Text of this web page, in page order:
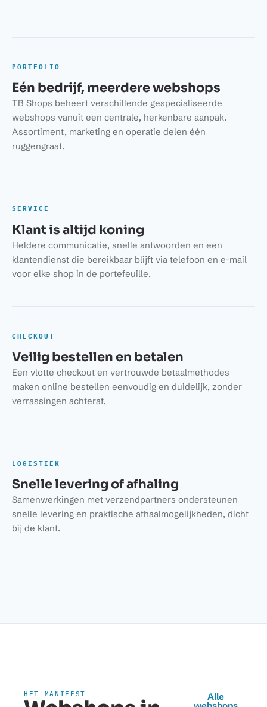
PORTFOLIO
Eén bedrijf, meerdere webshops
TB Shops beheert verschillende gespecialiseerde
webshops vanuit een centrale, herkenbare aanpak.
Assortiment, marketing en operatie delen één
ruggengraat.
SERVICE
Klant is altijd koning
Heldere communicatie, snelle antwoorden en een
klantendienst die bereikbaar blijft via telefoon en e-mail
voor elke shop in de portefeuille.
CHECKOUT
Veilig bestellen en betalen
Een vlotte checkout en vertrouwde betaalmethodes
maken online bestellen eenvoudig en duidelijk, zonder
verrassingen achteraf.
LOGISTIEK
Snelle levering of afhaling
Samenwerkingen met verzendpartners ondersteunen
snelle levering en praktische afhaalmogelijkheden, dicht
bij de klant.
HET MANIFEST Alle